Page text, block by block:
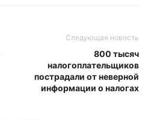
Следующая новость
800 тысяч
налогоплательщиков
пострадали от неверной
информации о налогах